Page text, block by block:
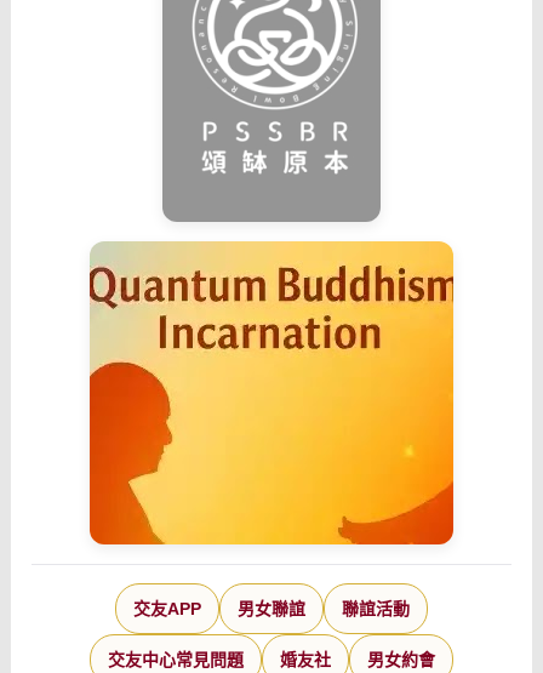
交友APP 男女聯誼 聯誼活動
交友中心常見問題 婚友社 男女約會